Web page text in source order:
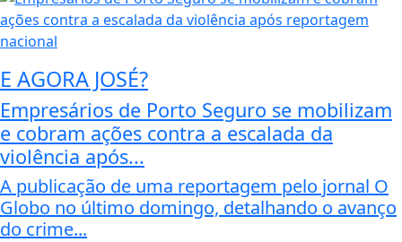
E AGORA JOSÉ?
Empresários de Porto Seguro se mobilizam
e cobram ações contra a escalada da
violência após...
A publicação de uma reportagem pelo jornal O
Globo no último domingo, detalhando o avanço
do crime...